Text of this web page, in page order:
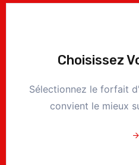
Choisissez
Sélectionnez le forfait
convient le mieux